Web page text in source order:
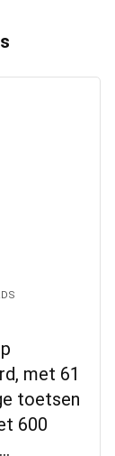
met 61
toetsen
600